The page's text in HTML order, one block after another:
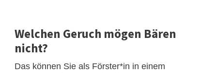
Welchen Geruch mögen Bären
nicht?
Das können Sie als Förster*in in einem